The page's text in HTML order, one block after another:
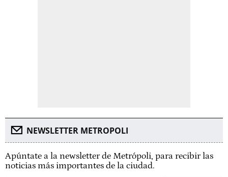
NEWSLETTER METROPOLI
Apúntate a la newsletter de Metrópoli, para recibir las
noticias más importantes de la ciudad.